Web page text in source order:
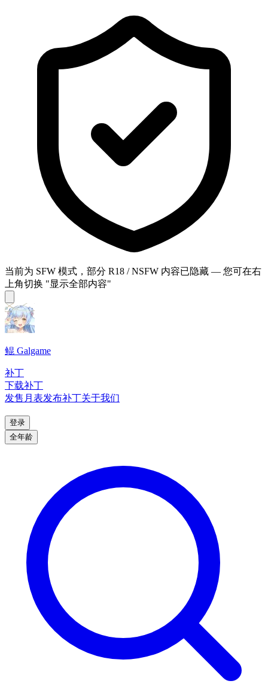
当前为 SFW 模式，部分 R18 / NSFW 内容已隐藏 — 您可在右
上角切换 "显示全部内容"
鲲 Galgame
补丁
下载补丁
发售月表发布补丁关于我们
登录
全年龄